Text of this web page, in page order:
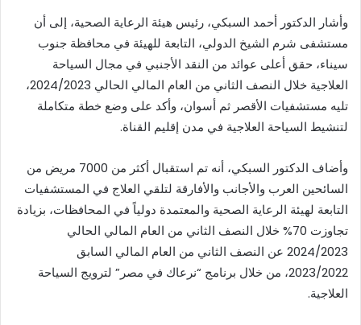
وأشار الدكتور أحمد السبكي، رئيس هيئة الرعاية الصحية، إلى أن
مستشفى شرم الشيخ الدولي، التابعة للهيئة في محافظة جنوب
سيناء، حقق أعلى عوائد من النقد الأجنبي في مجال السياحة
العلاجية خلال النصف الثاني من العام المالي الحالي 2024/2023،
تليه مستشفيات الأقصر ثم أسوان، وأكد على وضع خطة متكاملة
لتنشيط السياحة العلاجية في مدن إقليم القناة.
وأضاف الدكتور السبكي، أنه تم استقبال أكثر من 7000 مريض من
السائحين العرب والأجانب والأفارقة لتلقي العلاج في المستشفيات
التابعة لهيئة الرعاية الصحية والمعتمدة دولياً في المحافظات، بزيادة
تجاوزت 70% خلال النصف الثاني من العام المالي الحالي
2024/2023 عن النصف الثاني من العام المالي السابق
2023/2022، من خلال برنامج “نرعاك في مصر” لترويج السياحة
العلاجية.